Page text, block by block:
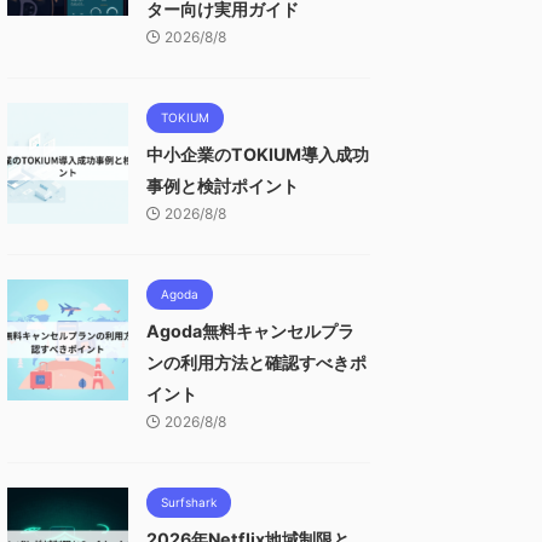
ター向け実用ガイド
2026/8/8
TOKIUM
中小企業のTOKIUM導入成功
事例と検討ポイント
2026/8/8
Agoda
Agoda無料キャンセルプラ
ンの利用方法と確認すべきポ
イント
2026/8/8
Surfshark